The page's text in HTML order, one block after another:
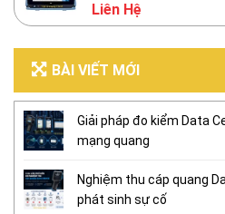
Liên Hệ
BÀI VIẾT MỚI
Giải pháp đo kiểm Data
mạng quang
Nghiệm thu cáp quang
phát sinh sự cố